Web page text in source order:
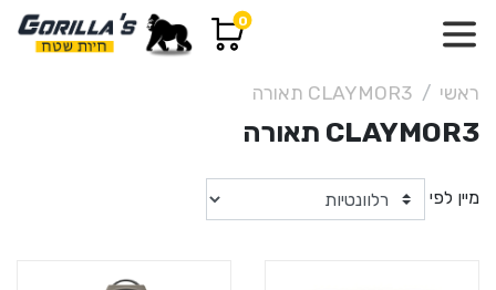
0
ראשי CLAYMOR3 תאורה
CLAYMOR3 תאורה
מיין לפי